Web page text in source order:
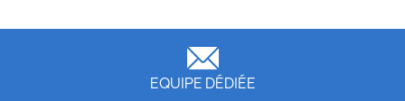
EQUIPE DÉDIÉE